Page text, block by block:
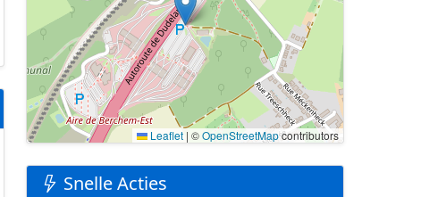
Leaflet | ©OpenStreetMapcontributors
Snelle Acties